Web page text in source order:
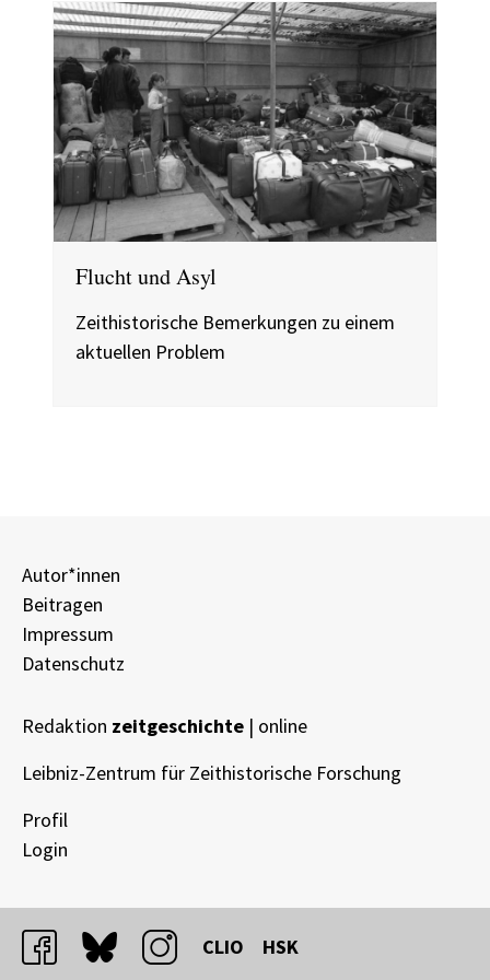
Flucht und Asyl
Zeithistorische Bemerkungen zu einem
aktuellen Problem
Autor*innen
Beitragen
Impressum
Datenschutz
Redaktion zeitgeschichte | online
Leibniz-Zentrum für Zeithistorische Forschung
Profil
Login
facebookbluesky instagram
CLIO HSK